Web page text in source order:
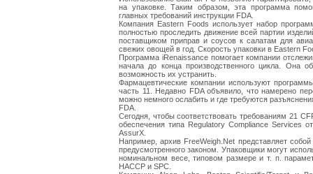
на упаковке. Таким образом, эта программа
главных требований инструкции FDA.
Компания Eastern Foods использует набор
полностью проследить движение всей партии
поставщиком приправ и соусов к салатам для
свежих овощей в год. Скорость упаковки в Eastern
Программа iRenaissance помогает компании
начала до конца производственного цикла. Она
возможность их устранить.
Фармацевтические компании используют
часть 11. Недавно FDA объявило, что намерено
можно немного ослабить и где требуются
FDA.
Сегодня, чтобы соответствовать требованиям 21
обеспечения типа Regulatory Compliance Services
AssurX.
Например, архив FreeWeigh.Net представляет
предусмотренного законом. Упаковщики могут
номинальном весе, типовом размере и т. п.
HACCP и SPC.